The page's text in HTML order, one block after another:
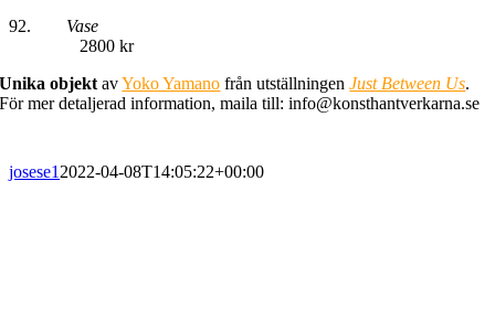
92. Vase
2800 kr
Unika objektavYoko Yamano från utställningenJust Between Us.
För mer detaljerad information, maila till: info@konsthantverkarna.se
josese12022-04-08T14:05:22+00:00